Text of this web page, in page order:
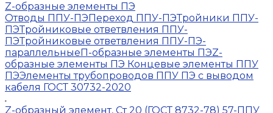
Z-образные элементы ПЭ
Отводы ППУ-ПЭПереход ППУ-ПЭТройники ППУ-
ПЭТройниковые ответвления ППУ-
ПЭТройниковые ответвления ППУ-ПЭ-
параллельныеП-образные элементы ПЭZ-
образные элементы ПЭ Концевые элементы ППУ
ПЭЭлементы трубопроводов ППУ ПЭ с выводом
кабеля ГОСТ 30732-2020
Z-образный элемент, Ст 20 (ГОСТ 8732-78) 57-ППУ